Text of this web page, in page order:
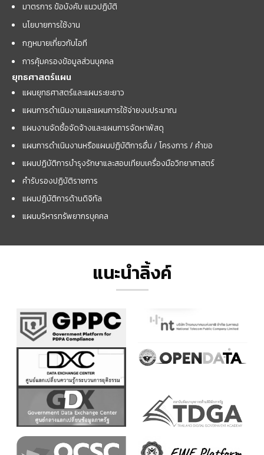
มาตรการ ข้อบังคับ แนวปฏิบัติ
นโยบายการใช้งาน
กฎหมายเกี่ยวกับไอที
การคุ้มครองข้อมูลส่วนบุคคล
ยุทธศาสตร์แผน
แผนยุทธศาสตร์และแผนระยะยาว
แผนการดำเนินงานและแผนการใช้จ่ายงบประมาณ
แผนงานจัดซื้อจัดจ้างและแผนการจัดหาพัสดุ
แผนการดำเนินงานหรือแผนปฏิบัติการอื่น / โครงการ / คำขอ
แผนปฏิบัติการบำรุงรักษาและสอบเทียบเครื่องมือวิทยาศาสตร์
คำรับรองปฏิบัติราชการ
แผนปฏิบัติการด้านดิจิทัล
แผนบริหารทรัพยากรบุคคล
แนะนำลิ้งค์